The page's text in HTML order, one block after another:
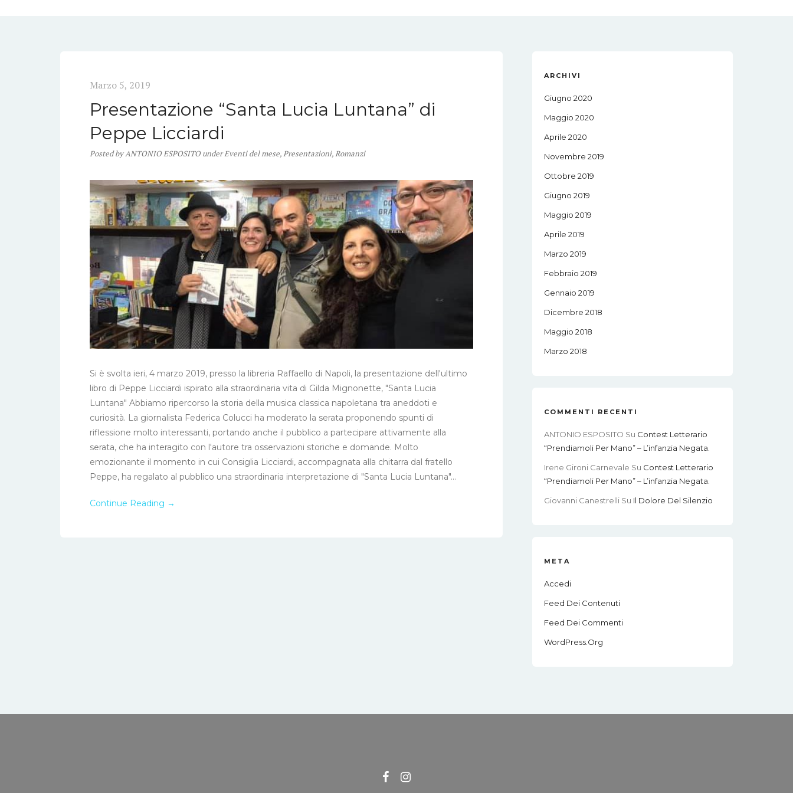
Marzo 5, 2019
Presentazione “Santa Lucia Luntana” di
Peppe Licciardi
PostedbyANTONIO ESPOSITO underEventi del mese,Presentazioni,Romanzi
Si è svolta ieri, 4 marzo 2019, presso la libreria Raffaello di Napoli, la presentazione dell'ultimo
libro di Peppe Licciardi ispirato alla straordinaria vita di Gilda Mignonette, "Santa Lucia
Luntana" Abbiamo ripercorso la storia della musica classica napoletana tra aneddoti e
curiosità. La giornalista Federica Colucci ha moderato la serata proponendo spunti di
riflessione molto interessanti, portando anche il pubblico a partecipare attivamente alla
serata, che ha interagito con l'autore tra osservazioni storiche e domande. Molto
emozionante il momento in cui Consiglia Licciardi, accompagnata alla chitarra dal fratello
Peppe, ha regalato al pubblico una straordinaria interpretazione di "Santa Lucia Luntana"...
Continue Reading →
ARCHIVI
Giugno 2020
Maggio 2020
Aprile 2020
Novembre 2019
Ottobre 2019
Giugno 2019
Maggio 2019
Aprile 2019
Marzo 2019
Febbraio 2019
Gennaio 2019
Dicembre 2018
Maggio 2018
Marzo 2018
COMMENTI RECENTI
ANTONIO ESPOSITO Su Contest Letterario
“Prendiamoli Per Mano” – L’infanzia Negata.
Irene Gironi Carnevale Su Contest Letterario
“Prendiamoli Per Mano” – L’infanzia Negata.
Giovanni Canestrelli Su Il Dolore Del Silenzio
META
Accedi
Feed Dei Contenuti
Feed Dei Commenti
WordPress.org